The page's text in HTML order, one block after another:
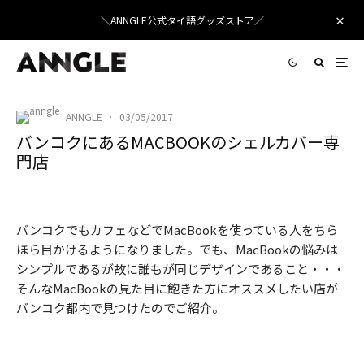
＼ANNGLE公式タイ語グッズストア／
ANNGLE · 03/05/2017
バンコクにあるMACBOOKのシェルカバー専
門店
バンコクでもカフェなどでMacBookを使っている人をちら
ほら目かけるようになりました。でも、MacBookの悩みは
シンプルであるが故に誰もが同じデザインであること・・・
そんなMacBookの見た目に飽きた方にオススメしたい店が
バンコク都内で見つけたのでご紹介。